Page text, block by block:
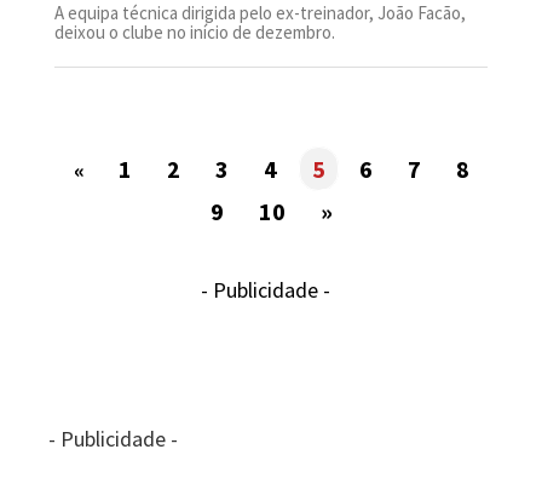
A equipa técnica dirigida pelo ex-treinador, João Facão,
deixou o clube no início de dezembro.
« 1 2 3 4 5 6 7
8
9
10 »
- Publicidade -
- Publicidade -